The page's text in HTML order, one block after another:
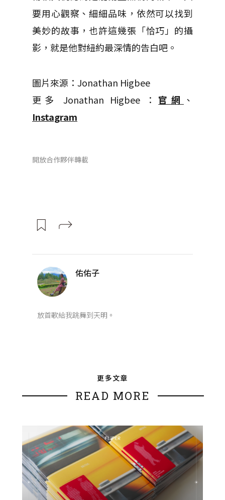
要用心觀察、細細品味，依然可以找到
美妙的故事，也許這幾張「恰巧」的攝
影，就是他對紐約最深情的告白吧。
圖片來源：Jonathan Higbee
更多 Jonathan Higbee ： 官網 、
Instagram
開放合作夥伴轉載
佑佑子
放首歌給我跳舞到天明。
更多文章
READ MORE